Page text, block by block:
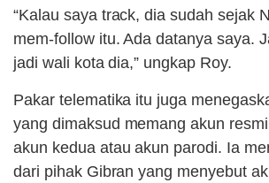
“Kalau saya track, dia sudah sejak
mem-follow itu. Ada datanya saya.
jadi wali kota dia,” ungkap Roy.
Pakar telematika itu juga
yang dimaksud memang akun
akun kedua atau akun parodi. Ia
dari pihak Gibran yang menyebut